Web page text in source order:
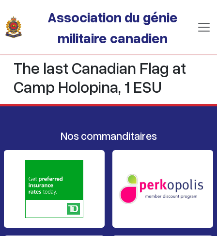
Association du génie
militaire canadien
The last Canadian Flag at
Camp Holopina, 1 ESU
Nos commanditaires